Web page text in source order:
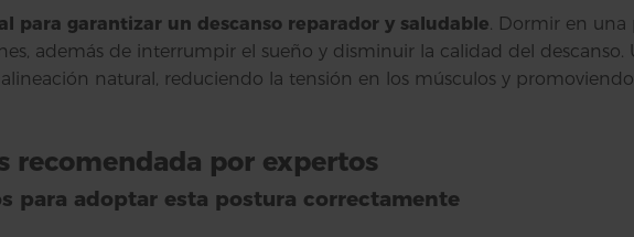
para garantizar un descanso reparador y saludable . Dormir en
además de interrumpir el sueño y disminuir la calidad del
natural, reduciendo la tensión en los músculos y
recomendada por expertos
para adoptar esta postura correctamente